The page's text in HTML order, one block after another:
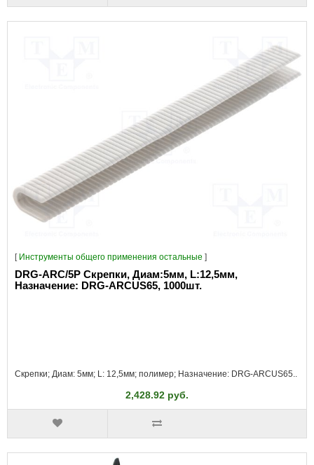
[ Инструменты общего применения остальные ]
DRG-ARC/5P Скрепки, Диам:5мм, L:12,5мм,
Назначение: DRG-ARCUS65, 1000шт.
Скрепки; Диам: 5мм; L: 12,5мм; полимер; Назначение: DRG-ARCUS65..
2,428.92 руб.